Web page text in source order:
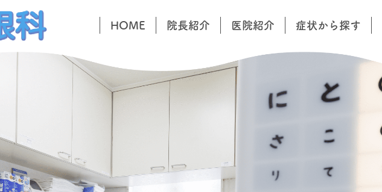
HOME 院長紹介 医院紹介 症状から探す